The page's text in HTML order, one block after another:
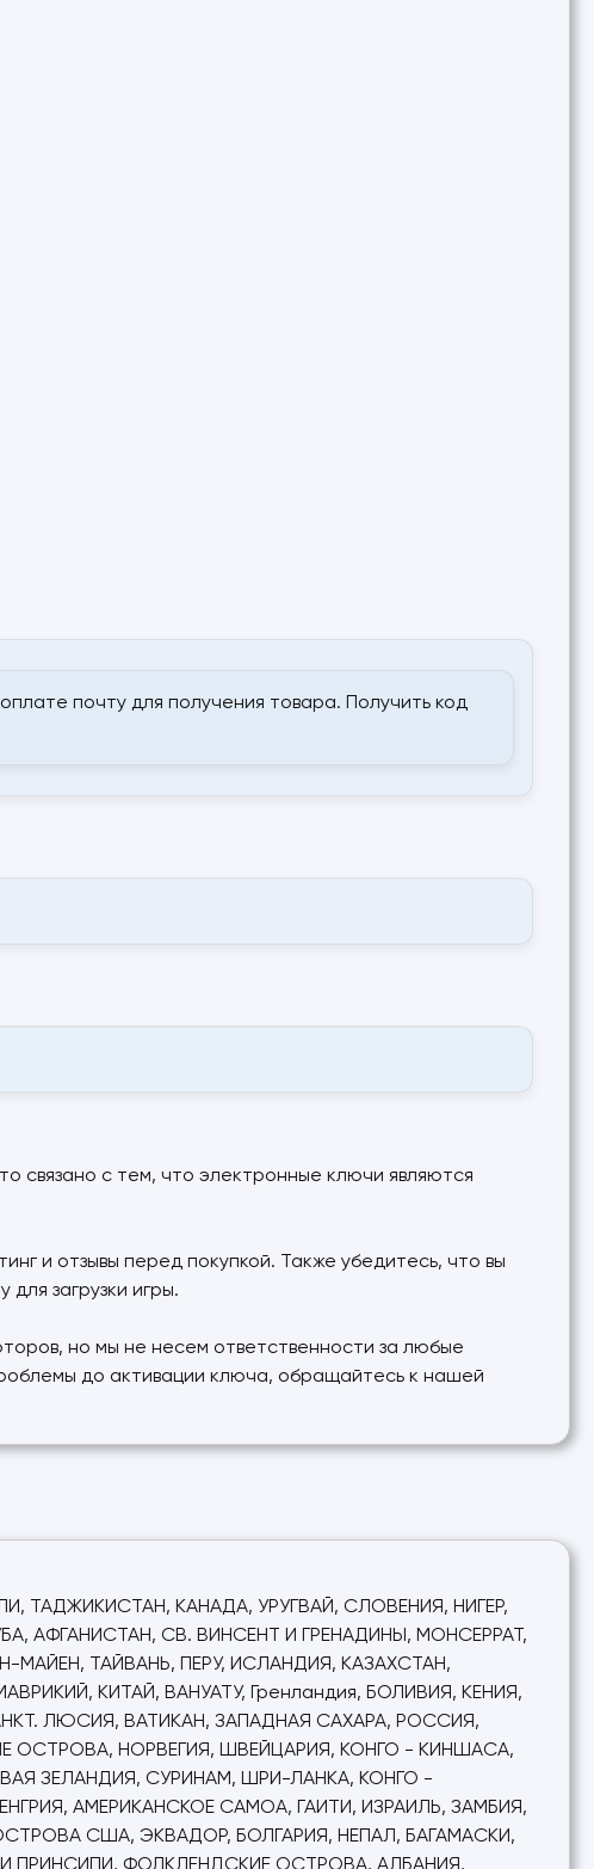
почту для получения товара. Получить код
связано с тем, что электронные ключи являются
и отзывы перед покупкой. Также убедитесь, что вы
загрузки игры.
но мы не несем ответственности за любые
до активации ключа, обращайтесь к нашей
ТАДЖИКИСТАН, КАНАДА, УРУГВАЙ, СЛОВЕНИЯ, НИГЕР,
АФГАНИСТАН, СВ. ВИНСЕНТ И ГРЕНАДИНЫ, МОНСЕРРАТ,
МАЙЕН, ТАЙВАНЬ, ПЕРУ, ИСЛАНДИЯ, КАЗАХСТАН,
КИТАЙ, ВАНУАТУ, Гренландия, БОЛИВИЯ, КЕНИЯ,
ЛЮСИЯ, ВАТИКАН, ЗАПАДНАЯ САХАРА, РОССИЯ,
ОСТРОВА, НОРВЕГИЯ, ШВЕЙЦАРИЯ, КОНГО - КИНШАСА,
ЗЕЛАНДИЯ, СУРИНАМ, ШРИ-ЛАНКА, КОНГО -
АМЕРИКАНСКОЕ САМОА, ГАИТИ, ИЗРАИЛЬ, ЗАМБИЯ,
США, ЭКВАДОР, БОЛГАРИЯ, НЕПАЛ, БАГАМАСКИ,